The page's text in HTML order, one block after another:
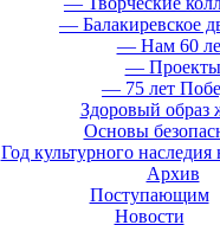
— Балакиревское
— Нам 60
— Проекты
— 75 лет
Здоровый образ
Основы
Год культурного
Архив
Поступающим
Новости